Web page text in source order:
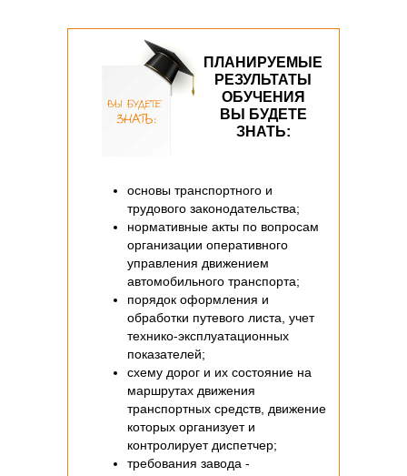
основы транспортного и
трудового законодательства;
нормативные акты по вопросам
организации оперативного
управления движением
автомобильного транспорта;
порядок оформления и
обработки путевого листа, учет
технико-эксплуатационных
показателей;
схему дорог и их состояние на
маршрутах движения
транспортных средств, движение
которых организует и
контролирует диспетчер;
требования завода -
ПЛАНИРУЕМЫЕ
РЕЗУЛЬТАТЫ
ОБУЧЕНИЯ
ВЫ БУДЕТЕ
ЗНАТЬ: